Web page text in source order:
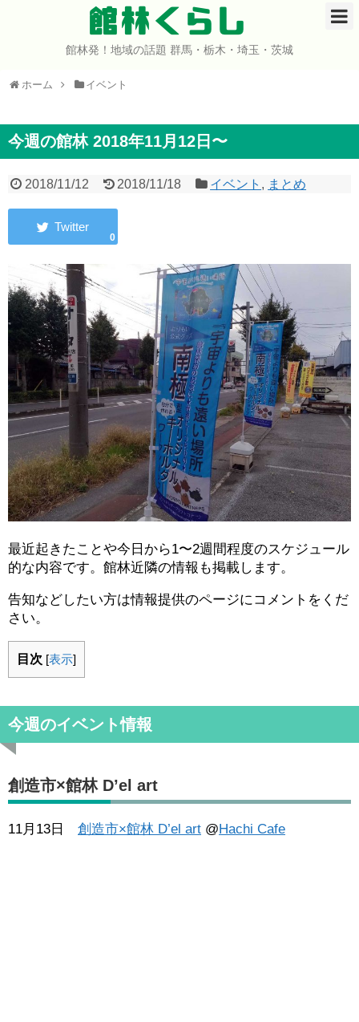
館林くらし
館林発！地域の話題 群馬・栃木・埼玉・茨城
ホーム イベント
今週の館林 2018年11月12日〜
2018/11/12 2018/11/18 イベント , まとめ
0
最近起きたことや今日から1〜2週間程度のスケジュール
的な内容です。館林近隣の情報も掲載します。
告知などしたい方は情報提供のページにコメントをくだ
さい。
目次 [表示]
今週のイベント情報
創造市×館林 D’el art
11月13日 創造市×館林 D’el art @Hachi Cafe
ホーム
イベント
グルメ
コミュニティ
宇宙よりも遠い場所